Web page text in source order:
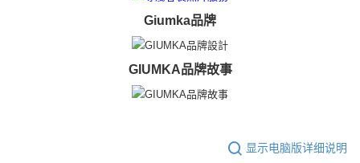
Giumka品牌
GIUMKA品牌故事
显示电脑版详细说明